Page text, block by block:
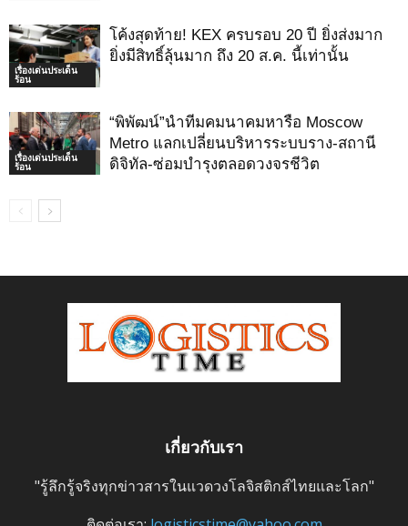
เรื่องเด่นประเด็น
ร้อน
โค้งสุดท้าย! KEX ครบรอบ 20 ปี ยิ่งส่งมาก
ยิ่งมีสิทธิ์ลุ้นมาก ถึง 20 ส.ค. นี้เท่านั้น
เรื่องเด่นประเด็น
ร้อน
“พิพัฒน์”นำทีมคมนาคมหารือ Moscow
Metro แลกเปลี่ยนบริหารระบบราง-สถานี
ดิจิทัล-ซ่อมบำรุงตลอดวงจรชีวิต
เกี่ยวกับเรา
"รู้ลึกรู้จริงทุกข่าวสารในแวดวงโลจิสติกส์ไทยและโลก"